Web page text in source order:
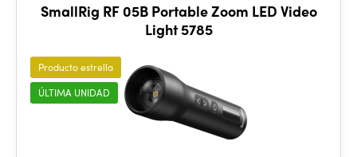
SmallRig RF 05B Portable Zoom LED Video
Light 5785
Producto estrella
ÚLTIMA UNIDAD